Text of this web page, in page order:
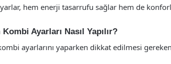
hem enerji tasarrufu sağlar hem de
Ayarları Nasıl Yapılır?
ayarlarını yaparken dikkat edilmesi